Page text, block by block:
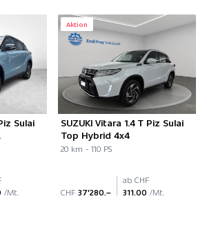
Sulai
/Mt.
Aktion
SUZUKI Vitara 1.4 T Piz Sulai
Top Hybrid 4x4
20 km - 110 PS
CHF 37'280.–
ab CHF
311.00 /Mt.